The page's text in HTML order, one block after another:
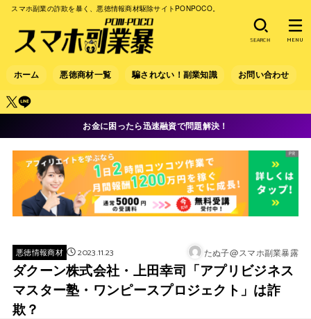
スマホ副業の詐欺を暴く、悪徳情報商材駆除サイトPONPOCO。
ホーム 悪徳商材一覧 騙されない！副業知識 お問い合わせ
SEARCH MENU
お金に困ったら迅速融資で問題解決！
悪徳情報商材 2023.11.23 たぬ子@スマホ副業暴露
ダクーン株式会社・上田幸司「アプリビジネス
マスター塾・ワンピースプロジェクト」は詐
欺？